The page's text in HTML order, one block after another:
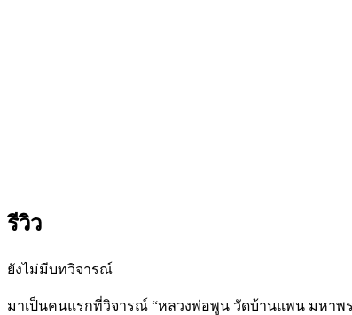
รีวิว
ยังไม่มีบทวิจารณ์
มาเป็นคนแรกที่วิจารณ์ “หลวงพ่อพูน วัดบ้านแพน มหาพ